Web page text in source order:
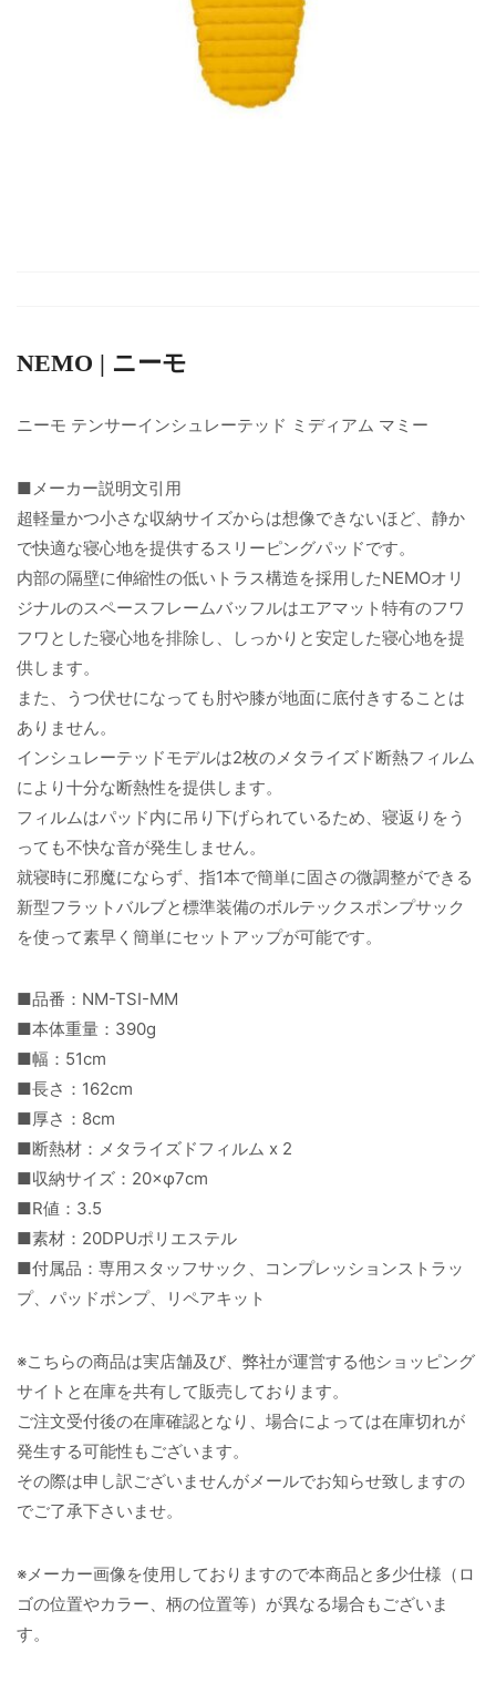
NEMO | ニーモ
ニーモ テンサーインシュレーテッド ミディアム マミー
■メーカー説明文引用
超軽量かつ小さな収納サイズからは想像できないほど、静か
で快適な寝心地を提供するスリーピングパッドです。
内部の隔壁に伸縮性の低いトラス構造を採用したNEMOオリ
ジナルのスペースフレームバッフルはエアマット特有のフワ
フワとした寝心地を排除し、しっかりと安定した寝心地を提
供します。
また、うつ伏せになっても肘や膝が地面に底付きすることは
ありません。
インシュレーテッドモデルは2枚のメタライズド断熱フィルム
により十分な断熱性を提供します。
フィルムはパッド内に吊り下げられているため、寝返りをう
っても不快な音が発生しません。
就寝時に邪魔にならず、指1本で簡単に固さの微調整ができる
新型フラットバルブと標準装備のボルテックスポンプサック
を使って素早く簡単にセットアップが可能です。
■品番：NM-TSI-MM
■本体重量：390g
■幅：51cm
■長さ：162cm
■厚さ：8cm
■断熱材：メタライズドフィルム x 2
■収納サイズ：20×φ7cm
■R値：3.5
■素材：20DPUポリエステル
■付属品：専用スタッフサック、コンプレッションストラッ
プ、パッドポンプ、リペアキット
※こちらの商品は実店舗及び、弊社が運営する他ショッピング
サイトと在庫を共有して販売しております。
ご注文受付後の在庫確認となり、場合によっては在庫切れが
発生する可能性もございます。
その際は申し訳ございませんがメールでお知らせ致しますの
でご了承下さいませ。
※メーカー画像を使用しておりますので本商品と多少仕様（ロ
ゴの位置やカラー、柄の位置等）が異なる場合もございま
す。